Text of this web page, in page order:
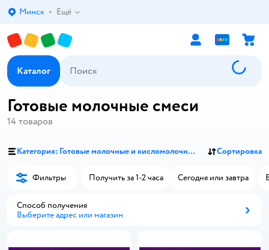
Выбор адреса доставки.
Минск Ещё
Каталог
Готовые молочные смеси
14 товаров
Категория: Готовые молочные и кисломолочные смесиСортировка
Фильтры Получить за 1-2 часа Сегодня или завтра
Способ получения
Выберите адрес или магазин